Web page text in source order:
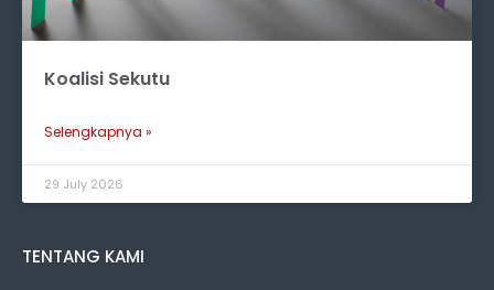
Koalisi Sekutu
Selengkapnya »
29 July 2026
TENTANG KAMI